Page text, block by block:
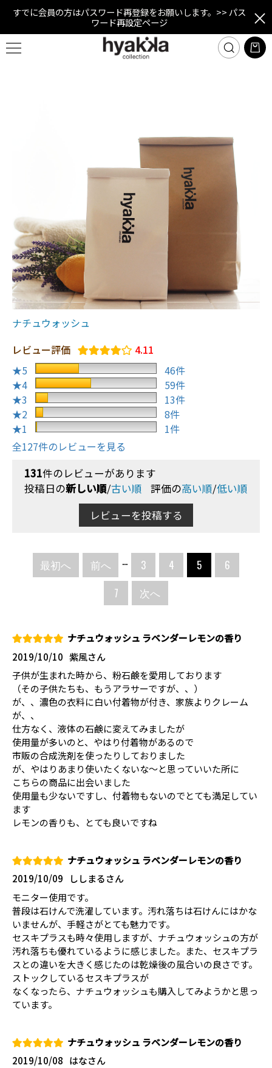
すでに会員の方はパスワード再登録をお願いします。 >> パス
ワード再設定ページ
ナチュウォッシュ
レビュー評価
4.11
★5
46件
★4
59件
★3
13件
★2
8件
★1
1件
全127件のレビューを見る
131件のレビューがあります
投稿日の新しい順/古い順 評価の高い順/低い順
レビューを投稿する
最初へ 前へ ... 3 4 5
6
7
次へ
ナチュウォッシュ ラベンダーレモンの香り
紫風さん
2019/10/10
子供が生まれた時から、粉石鹸を愛用しております
（その子供たちも、もうアラサーですが、、）
が、、濃色の衣料に白い付着物が付き、家族よりクレーム
が、、
仕方なく、液体の石鹸に変えてみましたが
使用量が多いのと、やはり付着物があるので
市販の合成洗剤を使ったりしておりました
が、やはりあまり使いたくないな〜と思っていいた所に
こちらの商品に出会いました
使用量も少ないですし、付着物もないのでとても満足してい
ます
レモンの香りも、とても良いですね
ナチュウォッシュ ラベンダーレモンの香り
ししまるさん
2019/10/09
モニター使用です。
普段は石けんで洗濯しています。汚れ落ちは石けんにはかな
いませんが、手軽さがとても魅力です。
セスキプラスも時々使用しますが、ナチュウォッシュの方が
汚れ落ちも優れているように感じました。また、セスキプラ
スとの違いを大きく感じたのは乾燥後の風合いの良さです。
ストックしているセスキプラスが
なくなったら、ナチュウォッシュも購入してみようかと思っ
ています。
ナチュウォッシュ ラベンダーレモンの香り
はなさん
2019/10/08